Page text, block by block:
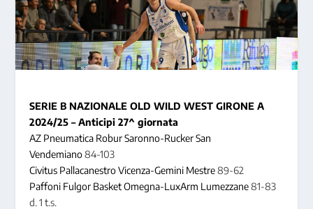
SERIE B NAZIONALEOLD WILD WEST GIRONE A
2024/25 – Anticipi 27^ giornata
AZ Pneumatica Robur Saronno-Rucker San
Vendemiano84-103
Civitus Pallacanestro Vicenza-Gemini Mestre89-62
Paffoni Fulgor Basket Omegna-LuxArm Lumezzane81-83
d. 1 t.s.